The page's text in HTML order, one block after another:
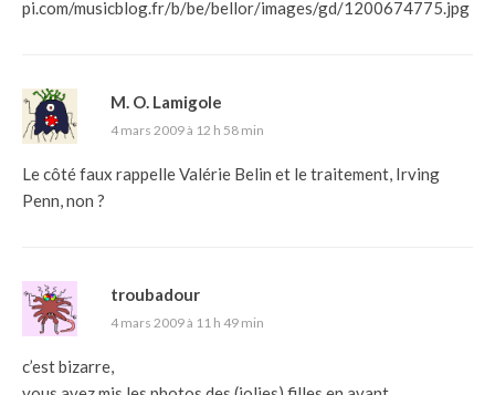
pi.com/musicblog.fr/b/be/bellor/images/gd/1200674775.jpg
M. O. Lamigole
4 mars 2009 à 12 h 58 min
Le côté faux rappelleValérie Belin et le traitement, Irving
Penn, non ?
troubadour
4 mars 2009 à 11 h 49 min
c’est bizarre,